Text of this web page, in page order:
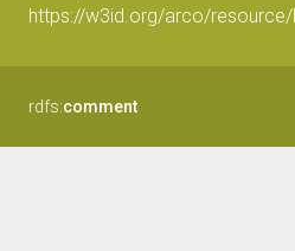
https://w3id.org/arco/
rdfs:comment